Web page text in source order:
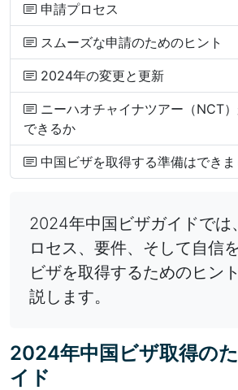
申請プロセス
スムーズな申請のためのヒント
2024年の変更と更新
ニーハオチャイナツアー（NCT
できるか
中国ビザを取得する準備はできま
2024年中国ビザガイドでは
ロセス、要件、そして自信
ビザを取得するためのヒン
説します。
2024年中国ビザ取得の
イド